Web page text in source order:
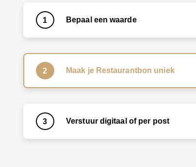
1 Bepaal een waarde
2 Maak je Restaurantbon uniek
3 Verstuur digitaal of per post